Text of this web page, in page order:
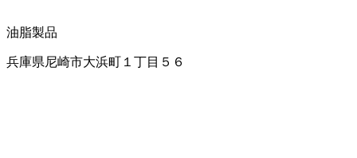
油脂製品
兵庫県尼崎市大浜町１丁目５６